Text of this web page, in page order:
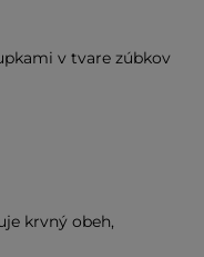
v tvare zúbkov
krvný obeh,